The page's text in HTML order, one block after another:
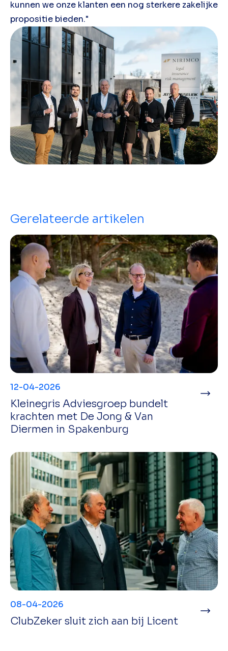
kunnen we onze klanten een nog sterkere zakelijke
propositie bieden."
Gerelateerde artikelen
12-04-2026
Kleinegris Adviesgroep bundelt
krachten met De Jong & Van
Diermen in Spakenburg
08-04-2026
ClubZeker sluit zich aan bij Licent